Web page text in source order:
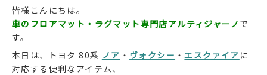
皆様こんにちは。
車のフロアマット・ラグマット専門店アルティジャーノ で
す。
本日は、トヨタ 80系 ノア ・ ヴォクシー ・エスクァイア に
対応する便利なアイテム、